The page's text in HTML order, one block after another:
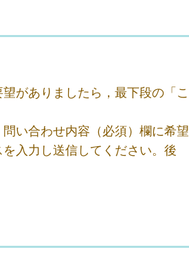
がありましたら，最下段の「こ
い合わせ内容（必須）欄に希望
入力し送信してください。後